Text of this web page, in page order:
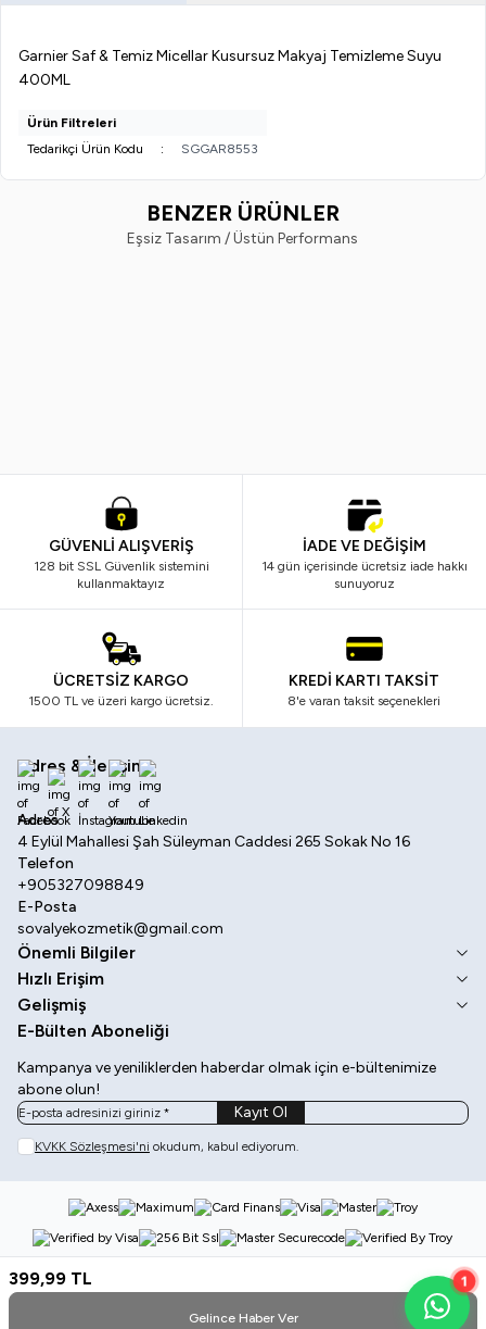
1
399,99 TL
Gelince Haber Ver
Garnier Saf & Temiz Micellar Kusursuz Makyaj Temizleme Suyu
400ML
Ürün Filtreleri
Tedarikçi Ürün Kodu
: SGGAR8553
BENZER ÜRÜNLER
Eşsiz Tasarım / Üstün Performans
GÜVENLİ ALIŞVERİŞ
128 bit SSL Güvenlik sistemini
kullanmaktayız
İADE VE DEĞİŞİM
14 gün içerisinde ücretsiz iade hakkı
sunuyoruz
ÜCRETSİZ KARGO
1500 TL ve üzeri kargo ücretsiz.
KREDİ KARTI TAKSİT
8'e varan taksit seçenekleri
Adres & İletişim
Adres
4 Eylül Mahallesi Şah Süleyman Caddesi 265 Sokak No 16
Telefon
+905327098849
E-Posta
sovalyekozmetik@gmail.com
Facebook
X İnstagram
Youtube
Önemli Bilgiler
Hızlı Erişim
Gelişmiş
E-Bülten Aboneliği
Kampanya ve yeniliklerden haberdar olmak için e-bültenimize
abone olun!
Kayıt Ol
KVKK Sözleşmesi'ni okudum, kabul ediyorum.